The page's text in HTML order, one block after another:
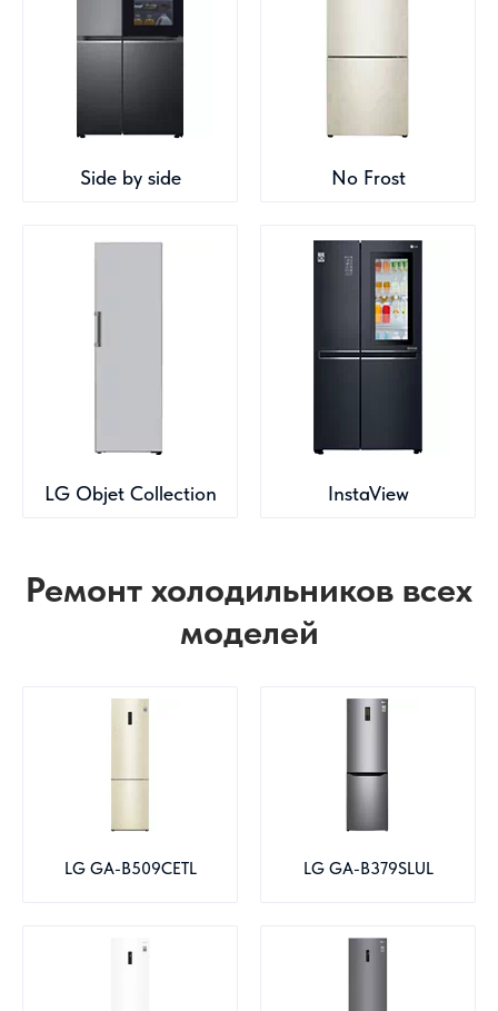
Side by side No Frost
LG Objet Collection InstaView
Ремонт холодильников всех
моделей
LG GA-B509CETL LG GA-B379SLUL